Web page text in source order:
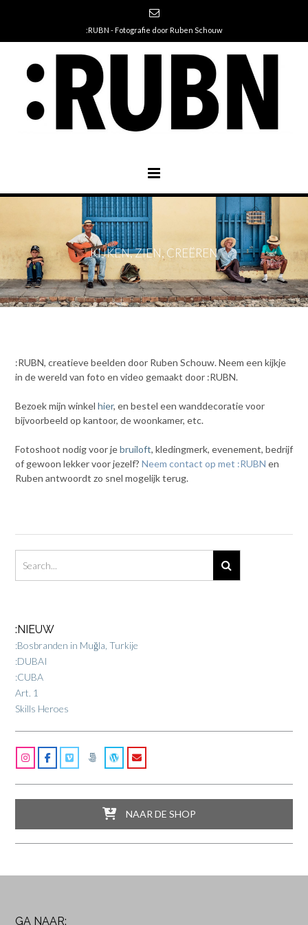
:RUBN - Fotografie door Ruben Schouw
KIJKEN, ZIEN, CREËREN
:RUBN, creatieve beelden door Ruben Schouw. Neem een kijkje
in de wereld van foto en video gemaakt door :RUBN.
Bezoek mijn winkel hier, en bestel een wanddecoratie voor
bijvoorbeeld op kantoor, de woonkamer, etc.
Fotoshoot nodig voor jebruiloft, kledingmerk, evenement, bedrijf
of gewoon lekker voor jezelf? Neem contact op met :RUBN en
Ruben antwoordt zo snel mogelijk terug.
:NIEUW
:Bosbranden in Muğla, Turkije
:DUBAI
:CUBA
Art. 1
Skills Heroes
NAAR DE SHOP
GA NAAR: